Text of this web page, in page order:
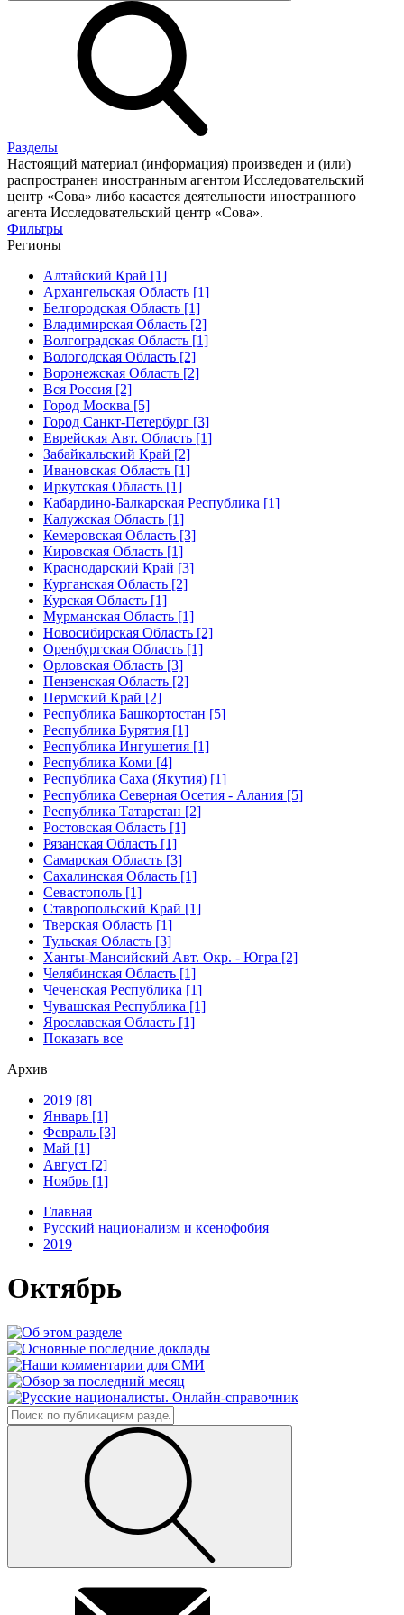
Разделы
Настоящий материал (информация) произведен и (или)
распространен иностранным агентом Исследовательский
центр «Сова» либо касается деятельности иностранного
агента Исследовательский центр «Сова».
Фильтры
Регионы
Алтайский Край [1]
Архангельская Область [1]
Белгородская Область [1]
Владимирская Область [2]
Волгоградская Область [1]
Вологодская Область [2]
Воронежская Область [2]
Вся Россия [2]
Город Москва [5]
Город Санкт-Петербург [3]
Еврейская Авт. Область [1]
Забайкальский Край [2]
Ивановская Область [1]
Иркутская Область [1]
Кабардино-Балкарская Республика [1]
Калужская Область [1]
Кемеровская Область [3]
Кировская Область [1]
Краснодарский Край [3]
Курганская Область [2]
Курская Область [1]
Мурманская Область [1]
Новосибирская Область [2]
Оренбургская Область [1]
Орловская Область [3]
Пензенская Область [2]
Пермский Край [2]
Республика Башкортостан [5]
Республика Бурятия [1]
Республика Ингушетия [1]
Республика Коми [4]
Республика Саха (Якутия) [1]
Республика Северная Осетия - Алания [5]
Республика Татарстан [2]
Ростовская Область [1]
Рязанская Область [1]
Самарская Область [3]
Сахалинская Область [1]
Севастополь [1]
Ставропольский Край [1]
Тверская Область [1]
Тульская Область [3]
Ханты-Мансийский Авт. Окр. - Югра [2]
Челябинская Область [1]
Чеченская Республика [1]
Чувашская Республика [1]
Ярославская Область [1]
Показать все
Архив
2019 [8]
Январь [1]
Февраль [3]
Май [1]
Август [2]
Ноябрь [1]
Главная
Русский национализм и ксенофобия
2019
Октябрь